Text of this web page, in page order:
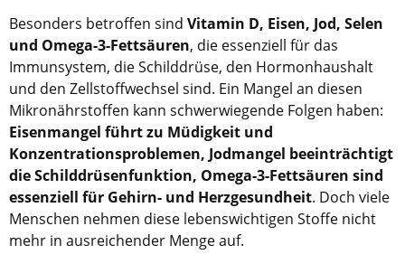
Besonders betroffen sind Vitamin D, Eisen, Jod, Selen
und Omega-3-Fettsäuren, die essenziell für das
Immunsystem, die Schilddrüse, den Hormonhaushalt
und den Zellstoffwechsel sind. Ein Mangel an diesen
Mikronährstoffen kann schwerwiegende Folgen haben:
Eisenmangel führt zu Müdigkeit und
Konzentrationsproblemen, Jodmangel beeinträchtigt
die Schilddrüsenfunktion, Omega-3-Fettsäuren sind
essenziell für Gehirn- und Herzgesundheit. Doch viele
Menschen nehmen diese lebenswichtigen Stoffe nicht
mehr in ausreichender Menge auf.